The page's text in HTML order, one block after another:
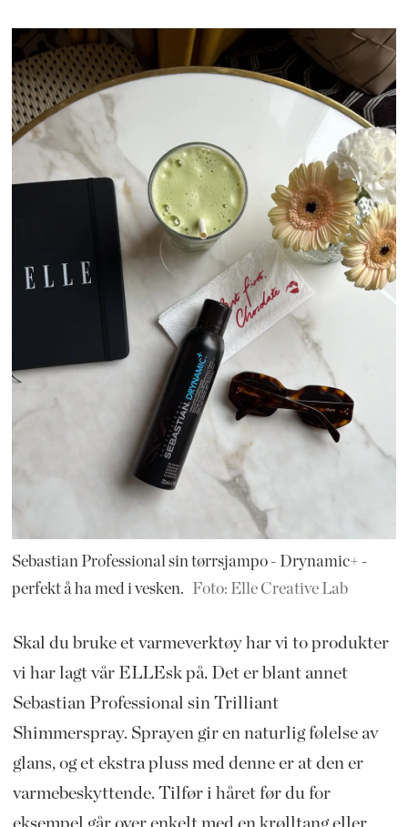
Sebastian Professional sin tørrsjampo - Drynamic+ -
perfekt å ha med i vesken.
Foto: Elle Creative Lab
Skal du bruke et varmeverktøy har vi to produkter
vi har lagt vår ELLEsk på. Det er blant annet
Sebastian Professional sin Trilliant
Shimmerspray. Sprayen gir en naturlig følelse av
glans, og et ekstra pluss med denne er at den er
varmebeskyttende. Tilfør i håret før du for
eksempel går over enkelt med en krølltang eller